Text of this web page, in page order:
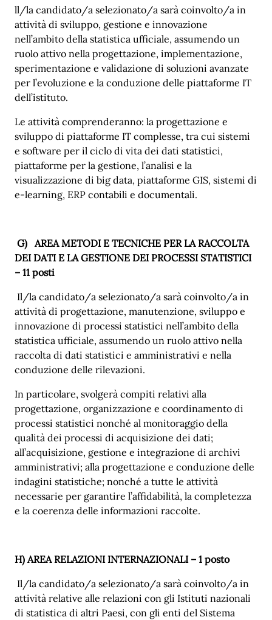
ll/la candidato/a selezionato/a sarà coinvolto/a in
attività di sviluppo, gestione e innovazione
nell’ambito della statistica ufficiale, assumendo un
ruolo attivo nella progettazione, implementazione,
sperimentazione e validazione di soluzioni avanzate
per l’evoluzione e la conduzione delle piattaforme IT
dell’istituto.
Le attività comprenderanno: la progettazione e
sviluppo di piattaforme IT complesse, tra cui sistemi
e software per il ciclo di vita dei dati statistici,
piattaforme per la gestione, l’analisi e la
visualizzazione di big data, piattaforme GIS, sistemi di
e-learning, ERP contabili e documentali.
G) AREA METODI E TECNICHE PER LA RACCOLTA
DEI DATI E LA GESTIONE DEI PROCESSI STATISTICI
– 11 posti
Il/la candidato/a selezionato/a sarà coinvolto/a in
attività di progettazione, manutenzione, sviluppo e
innovazione di processi statistici nell’ambito della
statistica ufficiale, assumendo un ruolo attivo nella
raccolta di dati statistici e amministrativi e nella
conduzione delle rilevazioni.
In particolare, svolgerà compiti relativi alla
progettazione, organizzazione e coordinamento di
processi statistici nonché al monitoraggio della
qualità dei processi di acquisizione dei dati;
all’acquisizione, gestione e integrazione di archivi
amministrativi; alla progettazione e conduzione delle
indagini statistiche; nonché a tutte le attività
necessarie per garantire l’affidabilità, la completezza
e la coerenza delle informazioni raccolte.
H) AREA RELAZIONI INTERNAZIONALI – 1 posto
Il/la candidato/a selezionato/a sarà coinvolto/a in
attività relative alle relazioni con gli Istituti nazionali
di statistica di altri Paesi, con gli enti del Sistema